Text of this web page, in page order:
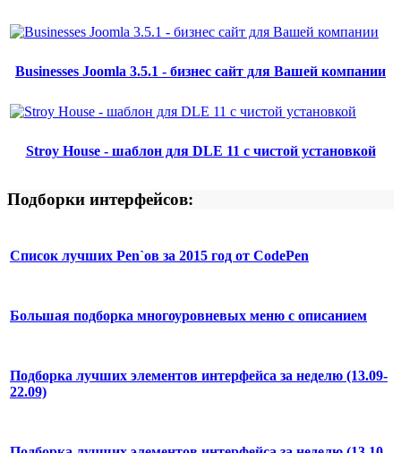
Businesses Joomla 3.5.1 - бизнес сайт для Вашей компании
Stroy House - шаблон для DLE 11 с чистой установкой
Подборки интерфейсов:
Список лучших Pen`ов за 2015 год от CodePen
Большая подборка многоуровневых меню с описанием
Подборка лучших элементов интерфейса за неделю (13.09-
22.09)